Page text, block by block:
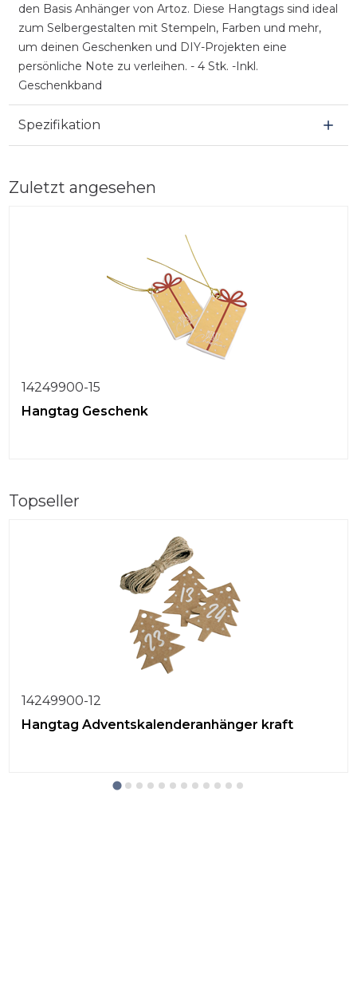
den Basis Anhänger von Artoz. Diese Hangtags sind ideal
zum Selbergestalten mit Stempeln, Farben und mehr,
um deinen Geschenken und DIY-Projekten eine
persönliche Note zu verleihen. - 4 Stk. -Inkl.
Geschenkband
Spezifikation
Zuletzt angesehen
14249900-15
Hangtag Geschenk
Topseller
14249900-12
Hangtag Adventskalenderanhänger kraft